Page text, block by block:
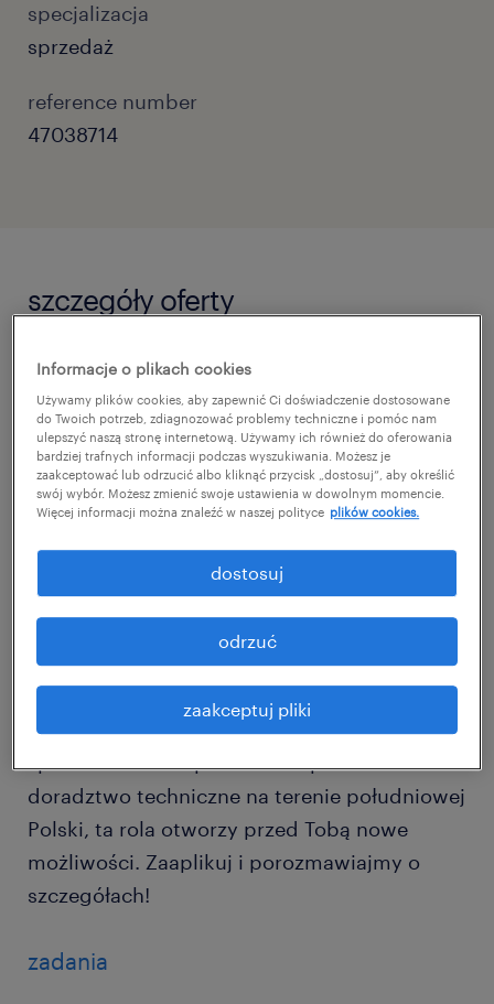
specjalizacja
sprzedaż
reference number
47038714
szczegóły oferty
Dla naszego Klienta - wiodącego,
międzynarodowego dostawcy
specjalistycznych systemów inżynieryjnych i
aparatury kontrolno-pomiarowej stosowanej
w kluczowych gałęziach przemysłu -
profesjonalisty na stanowisko Sales
Engineera (k/m/x).
Jeśli pasjonuje Cię nowoczesna elektronika,
znasz specyfikę profesjonalnej aparatury
kontrolno-pomiarowej i chcesz rozwijać
sprzedaż B2B w oparciu o eksperckie
doradztwo techniczne na terenie południowej
Polski, ta rola otworzy przed Tobą nowe
możliwości. Zaaplikuj i porozmawiajmy o
szczegółach!
zadania
Informacje o plikach cookies
Używamy plików cookies, aby zapewnić Ci doświadczenie dostosowane
do Twoich potrzeb, zdiagnozować problemy techniczne i pomóc nam
ulepszyć naszą stronę internetową. Używamy ich również do oferowania
bardziej trafnych informacji podczas wyszukiwania. Możesz je
zaakceptować lub odrzucić albo kliknąć przycisk „dostosuj”, aby określić
swój wybór. Możesz zmienić swoje ustawienia w dowolnym momencie.
Więcej informacji można znaleźć w naszej polityce plików cookies.
zaakceptuj pliki
odrzuć
dostosuj